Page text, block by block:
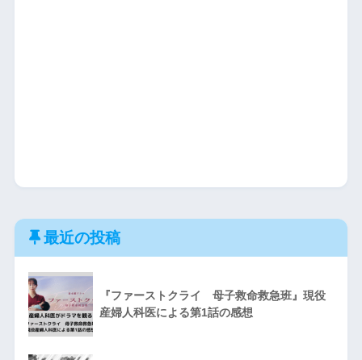
最近の投稿
『ファーストクライ 母子救命救急班』現役
産婦人科医による第1話の感想